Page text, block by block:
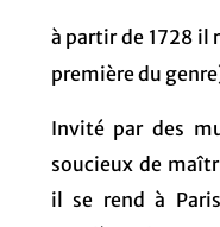
à partir de 1728 il
première du
Invité par des
soucieux de
il se rend à